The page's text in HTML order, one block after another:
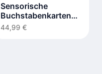
Sensorische
Buchstabenkarten
LIV
44,99 €